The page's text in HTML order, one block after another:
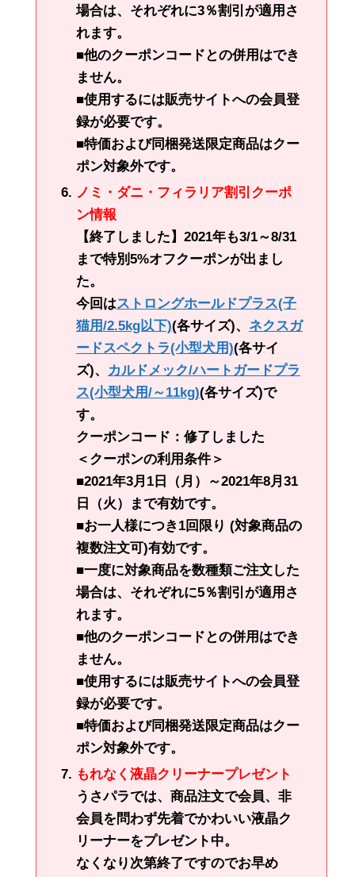
場合は、それぞれに3％割引が適用さ
れます。
■他のクーポンコードとの併用はでき
ません。
■使用するには販売サイトへの会員登
録が必要です。
■特価および同梱発送限定商品はクー
ポン対象外です。
ノミ・ダニ・フィラリア割引クーポ
ン情報
【終了しました】2021年も3/1～8/31
まで特別5%オフクーポンが出まし
た。
今回はストロングホールドプラス(子
猫用/2.5kg以下)(各サイズ)、 ネクスガ
ードスペクトラ(小型犬用)(各サイ
ズ)、
カルドメック/ハートガードプラ
ス(小型犬用/～11kg)(各サイズ)で
す。
クーポンコード：修了しました
＜クーポンの利用条件＞
■2021年3月1日（月）～2021年8月31
日（火）まで有効です。
■お一人様につき1回限り (対象商品の
複数注文可)有効です。
■一度に対象商品を数種類ご注文した
場合は、それぞれに5％割引が適用さ
れます。
■他のクーポンコードとの併用はでき
ません。
■使用するには販売サイトへの会員登
録が必要です。
■特価および同梱発送限定商品はクー
ポン対象外です。
もれなく液晶クリーナープレゼント
うさパラでは、商品注文で会員、非
会員を問わず先着でかわいい液晶ク
リーナーをプレゼント中。
なくなり次第終了ですのでお早め